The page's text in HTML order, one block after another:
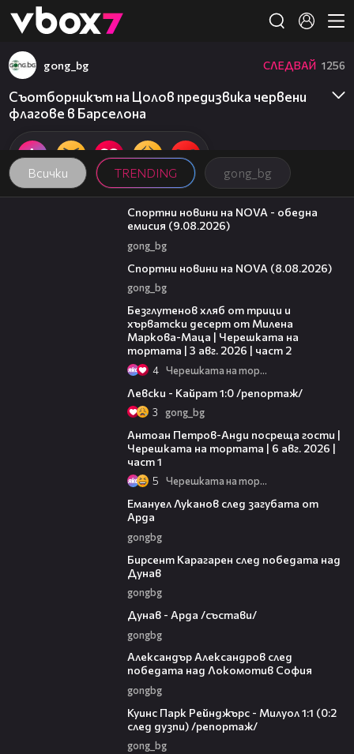
👾
Всички TRENDING gong_bg
gong_bg СЛЕДВАЙ 1256
Съотборникът на Цолов предизвика червени
флагове в Барселона
04:25
Спортни новини на NOVA - обедна
емисия (9.08.2026)
gong_bg
Спортни новини на NOVA (8.08.2026)
gong_bg
Безглутенов хляб от трици и
хърватски десерт от Милена
Маркова-Маца | Черешката на
тортата | 3 авг. 2026 | част 2
4 Черешката на тортата
Левски - Кайрат 1:0 /репортаж/
3 gong_bg
Антоан Петров-Анди посреща гости |
Черешката на тортата | 6 авг. 2026 |
част 1
5 Черешката на тортата
Емануел Луканов след загубата от
Арда
gongbg
Бирсент Карагарен след победата над
Дунав
gongbg
Дунав - Арда /състави/
gongbg
Александър Александров след
победата над Локомотив София
gongbg
Куинс Парк Рейнджърс - Милуол 1:1 (0:2
след дузпи) /репортаж/
gong_bg